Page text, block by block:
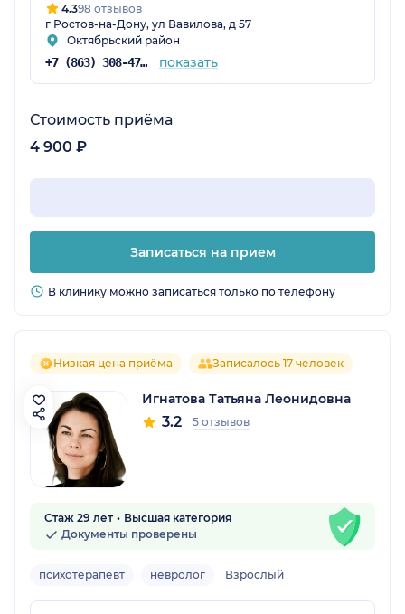
4.398 отзывов
г Ростов-на-Дону, ул Вавилова, д 57
Октябрьский район
+7 (863) 308-47-91 показать
Стоимость приёма
4 900 ₽
Записаться на прием
В клинику можно записаться только по телефону
Низкая цена приёма Записалось 17 человек
Игнатова Татьяна Леонидовна
3.2 5 отзывов
Стаж 29 лет
Высшая категория
Документы проверены
психотерапевт невролог Взрослый